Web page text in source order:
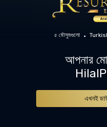
৫ মৌসুমগুলো
আপনার
এখনই